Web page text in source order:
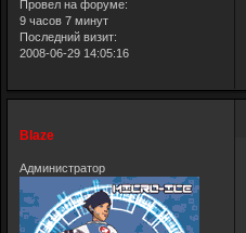
Провел на форуме:
9 часов 7 минут
Последний визит:
2008-06-29 14:05:16
Blaze
Администратор